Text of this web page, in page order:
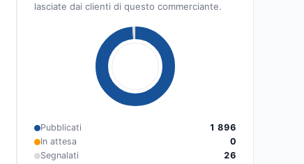
lasciate dai clienti di questo commerciante.
Pubblicati
1 896
In attesa
0
Segnalati
26